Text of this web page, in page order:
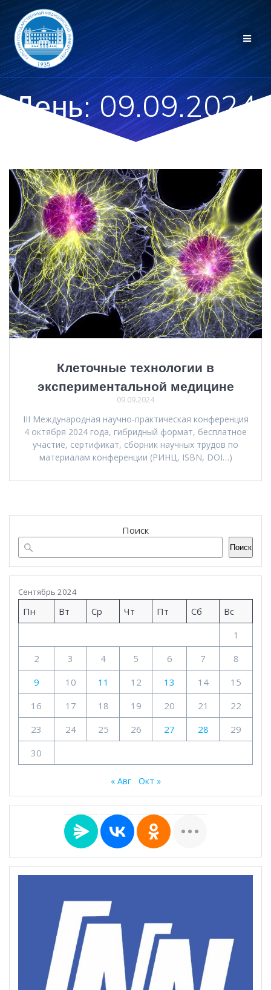
Перейти
контенту
День:09.09.2024
Клеточные технологии в
экспериментальной медицине
09.09.2024
III Международная научно-практическая конференция
4 октября 2024 года, гибридный формат, бесплатное
участие, сертификат, сборник научных трудов по
материалам конференции (РИНЦ, ISBN, DOI…)
Поиск
Поиск
Сентябрь 2024
Пн Вт Ср Чт Пт Сб
Вс
1
2
3 4 5 6 7
8
9
10 11 12 13 14
15
16
17 18 19 20 21
22
23
24 25 26 27 28
29
30
« Авг Окт »